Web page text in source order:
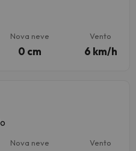
Nova neve
0 cm
Vento
6 km/h
Nova neve Vento